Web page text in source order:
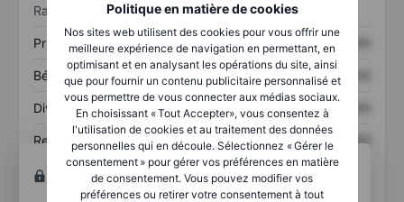
Politique en matière de cookies
Nos sites web utilisent des cookies pour vous offrir une
meilleure expérience de navigation en permettant, en
optimisant et en analysant les opérations du site, ainsi
que pour fournir un contenu publicitaire personnalisé et
vous permettre de vous connecter aux médias sociaux.
En choisissant « Tout Accepter», vous consentez à
l'utilisation de cookies et au traitement des données
personnelles qui en découle. Sélectionnez « Gérer le
consentement » pour gérer vos préférences en matière
de consentement. Vous pouvez modifier vos
préférences ou retirer votre consentement à tout
Ratios
Prix / ventes XXXXXXX XXXXXXX
Bénéfice par action XXXXXXX XXXXXXX
Dividende par action XXXXXXX XXXXXXX
Rendement des
capitaux propres
XXXXXXX
XXXXXXX
Ouvrir un comptepour accéder à d’autres outils
techniques et d’analyses.